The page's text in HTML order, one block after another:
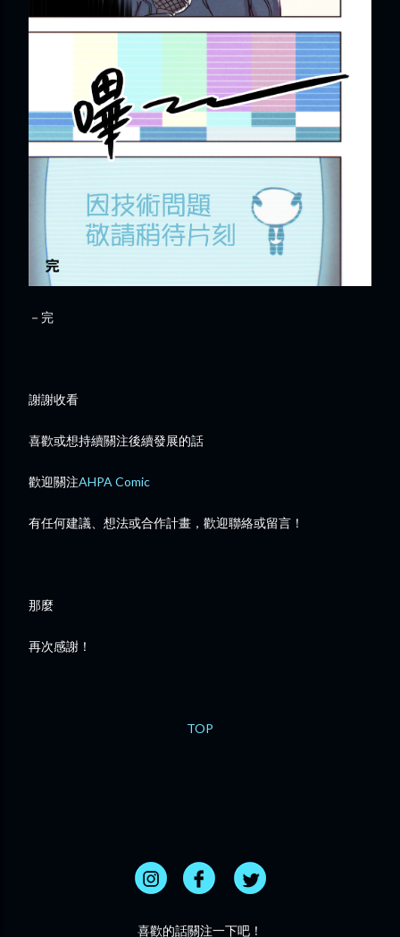
－完
謝謝收看
喜歡或想持續關注後續發展的話
歡迎關注AHPA Comic
有任何建議、想法或合作計畫，歡迎聯絡或留言！
那麼
再次感謝！
TOP
喜歡的話關注一下吧！